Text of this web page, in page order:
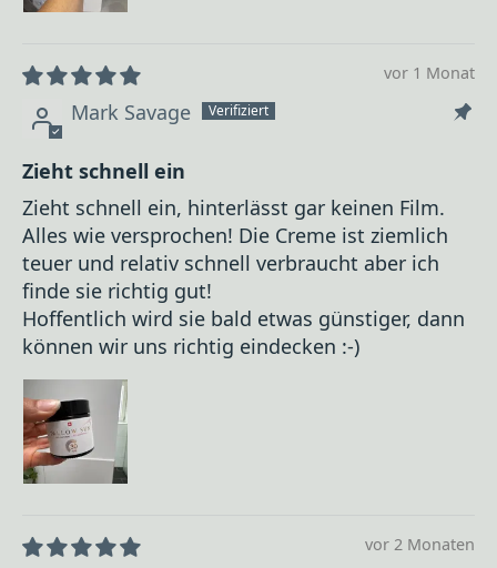
vor 1 Monat
Mark Savage
Zieht schnell ein
Zieht schnell ein, hinterlässt gar keinen Film.
Alles wie versprochen! Die Creme ist ziemlich
teuer und relativ schnell verbraucht aber ich
finde sie richtig gut!
Hoffentlich wird sie bald etwas günstiger, dann
können wir uns richtig eindecken :-)
vor 2 Monaten